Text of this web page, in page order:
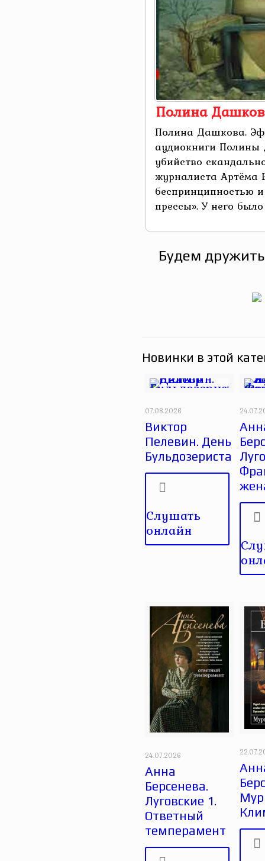
Полина
Полина Дашкова.
аудиокниги
убийство
журналиста Артёма
беспринципностью
прессы». У него было
Будем
Новинки в этой
07.08.2026
Виктор
Пелевин. День
Бульдозериста
Слушать
онлайн
24.07.2026
Анна
Берсенева.
Луговские 1.
Ответный
темперамент